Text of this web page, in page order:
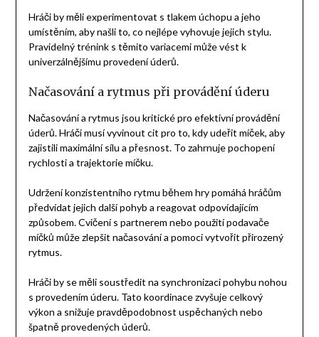
Hráči by měli experimentovat s tlakem úchopu a jeho
umístěním, aby našli to, co nejlépe vyhovuje jejich stylu.
Pravidelný trénink s těmito variacemi může vést k
univerzálnějšímu provedení úderů.
Načasování a rytmus při provádění úderu
Načasování a rytmus jsou kritické pro efektivní provádění
úderů. Hráči musí vyvinout cit pro to, kdy udeřit míček, aby
zajistili maximální sílu a přesnost. To zahrnuje pochopení
rychlosti a trajektorie míčku.
Udržení konzistentního rytmu během hry pomáhá hráčům
předvídat jejich další pohyb a reagovat odpovídajícím
způsobem. Cvičení s partnerem nebo použití podavače
míčků může zlepšit načasování a pomoci vytvořit přirozený
rytmus.
Hráči by se měli soustředit na synchronizaci pohybu nohou
s provedením úderu. Tato koordinace zvyšuje celkový
výkon a snižuje pravděpodobnost uspěchaných nebo
špatně provedených úderů.